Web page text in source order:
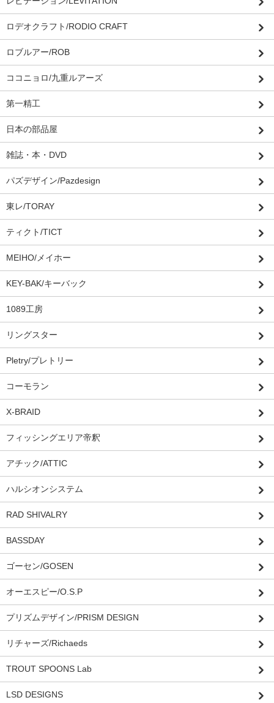
ロデオクラフト/RODIO CRAFT
ロブルアー/ROB
ココニョロ/九重ルアーズ
第一精工
日本の部品屋
雑誌・本・DVD
パズデザイン/Pazdesign
東レ/TORAY
ティクト/TICT
MEIHO/メイホー
KEY-BAK/キーバック
1089工房
リングスター
Pletry/プレトリー
コーモラン
X-BRAID
フィッシングエリア帝釈
アチック/ATTIC
ハルシオンシステム
RAD SHIVALRY
BASSDAY
ゴーセン/GOSEN
オーエスピー/O.S.P
プリズムデザイン/PRISM DESIGN
リチャーズ/Richaeds
TROUT SPOONS Lab
LSD DESIGNS